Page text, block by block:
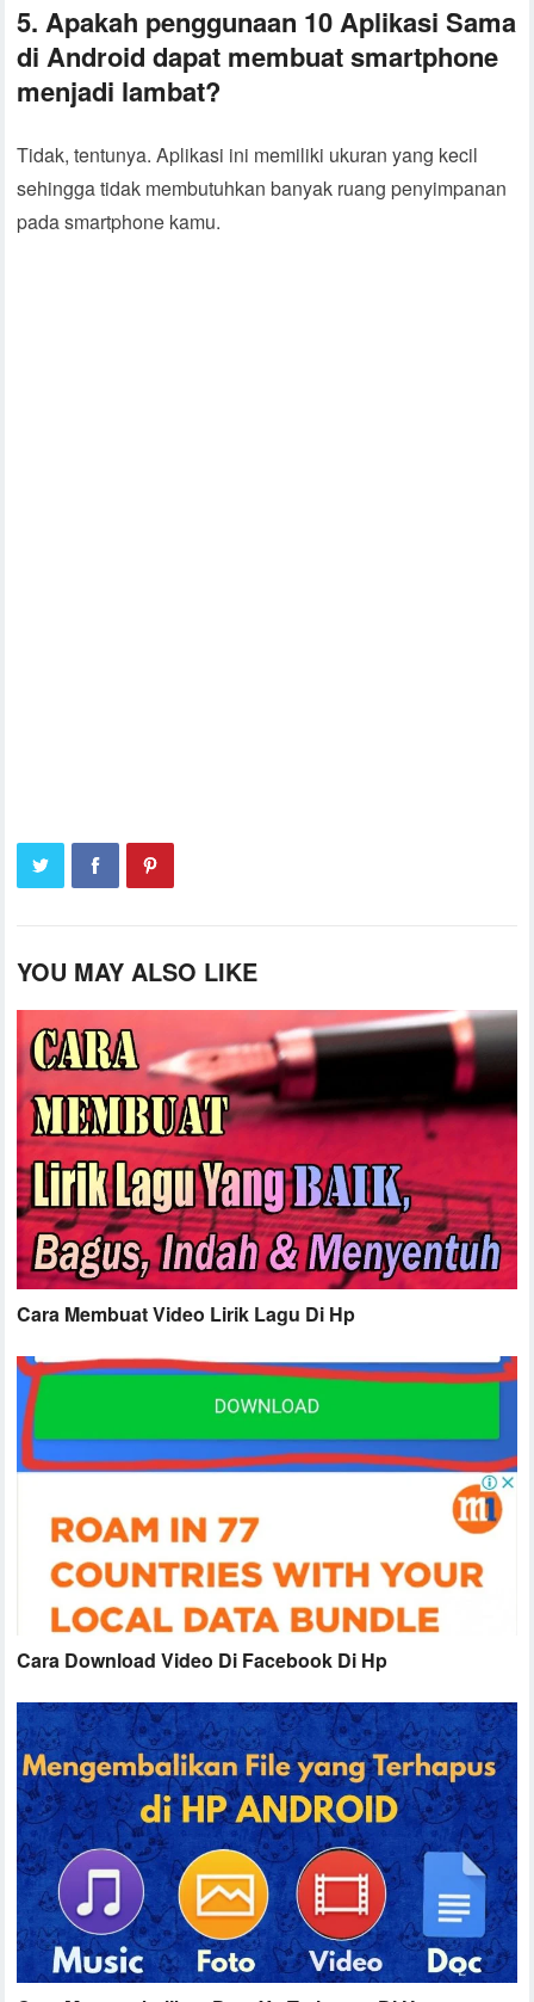
5. Apakah penggunaan 10 Aplikasi Sama
di Android dapat membuat smartphone
menjadi lambat?
Tidak, tentunya. Aplikasi ini memiliki ukuran yang kecil
sehingga tidak membutuhkan banyak ruang penyimpanan
pada smartphone kamu.
YOU MAY ALSO LIKE
Cara Membuat Video Lirik Lagu Di Hp
Cara Download Video Di Facebook Di Hp